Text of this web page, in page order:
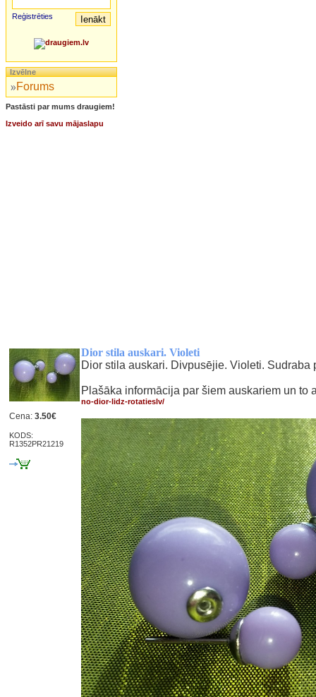
Reģistrēties
Izvēlne
Forums
Pastāsti par mums draugiem!
Izveido arī savu mājaslapu
Cena: 3.50€
KODS:
R1352PR21219
Dior stila auskari. Violeti
Dior stila auskari. Divpusējie. Violeti. Sudraba
Plašāka informācija par šiem auskariem un to
no-dior-lidz-rotatieslv/